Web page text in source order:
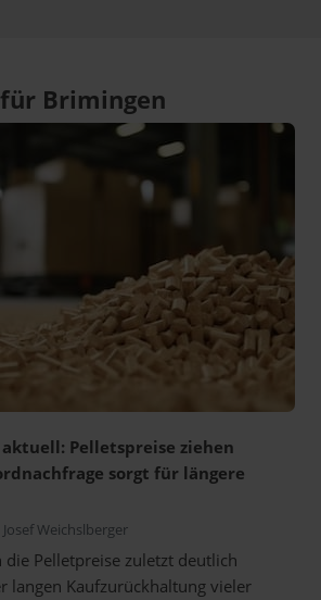
Brimingen
Pelletspreise ziehen
sorgt für längere
Josef Weichslberger
Pelletpreise zuletzt deutlich
langen Kaufzurückhaltung vieler